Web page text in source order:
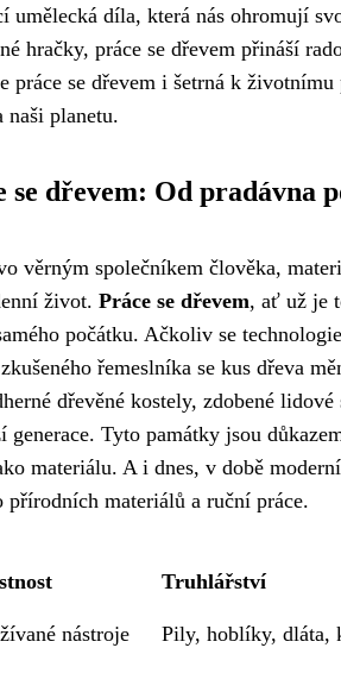
umělecká díla, která nás ohromují
hračky, práce se dřevem přináší
práce se dřevem i šetrná k
naši planetu.
dřevem: Od pradávna
věrným společníkem člověka,
život. Práce se dřevem, ať už je
počátku. Ačkoliv se
řemeslníka se kus dřeva
dřevěné kostely, zdobené
generace. Tyto památky jsou
materiálu. A i dnes, v době
materiálů a ruční práce.
Truhlářství
nástroje Pily, hoblíky, dláta,